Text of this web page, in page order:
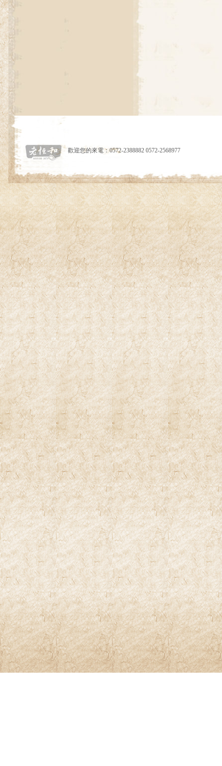
歡迎您的來電：0572-2388882 0572-2568977